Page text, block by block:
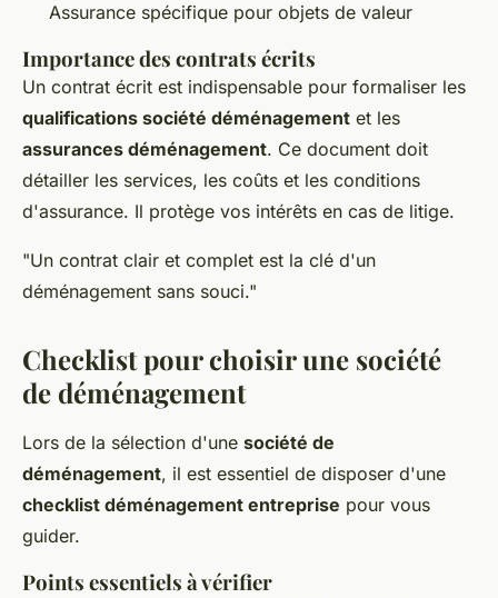
Assurance spécifique pour objets de valeur
Importance des contrats écrits
Un contrat écrit est indispensable pour formaliser les
qualifications société déménagement et les
assurances déménagement. Ce document doit
détailler les services, les coûts et les conditions
d'assurance. Il protège vos intérêts en cas de litige.
"Un contrat clair et complet est la clé d'un
déménagement sans souci."
Checklist pour choisir une société
de déménagement
Lors de la sélection d'une société de
déménagement, il est essentiel de disposer d'une
checklist déménagement entreprise pour vous
guider.
Points essentiels à vérifier